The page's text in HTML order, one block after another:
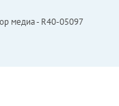
медиа - R40-05097